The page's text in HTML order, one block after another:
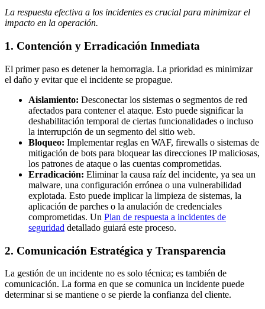
La respuesta efectiva a los incidentes es crucial para minimizar el
impacto en la operación.
1. Contención y Erradicación Inmediata
El primer paso es detener la hemorragia. La prioridad es minimizar
el daño y evitar que el incidente se propague.
Aislamiento: Desconectar los sistemas o segmentos de red
afectados para contener el ataque. Esto puede significar la
deshabilitación temporal de ciertas funcionalidades o incluso
la interrupción de un segmento del sitio web.
Bloqueo: Implementar reglas en WAF, firewalls o sistemas de
mitigación de bots para bloquear las direcciones IP maliciosas,
los patrones de ataque o las cuentas comprometidas.
Erradicación: Eliminar la causa raíz del incidente, ya sea un
malware, una configuración errónea o una vulnerabilidad
explotada. Esto puede implicar la limpieza de sistemas, la
aplicación de parches o la anulación de credenciales
comprometidas. Un Plan de respuesta a incidentes de
seguridad detallado guiará este proceso.
2. Comunicación Estratégica y Transparencia
La gestión de un incidente no es solo técnica; es también de
comunicación. La forma en que se comunica un incidente puede
determinar si se mantiene o se pierde la confianza del cliente.